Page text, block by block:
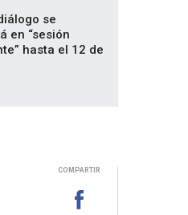
se
en “sesión
hasta el 12 de
COMPARTIR